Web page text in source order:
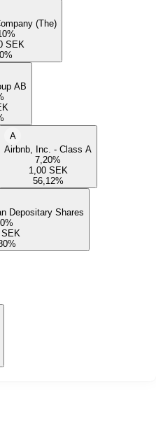
(The)
%
SEK
%
AB
A
Airbnb, Inc. - Class A
7,20%
1,00 SEK
56,12%
Depositary Shares
%
SEK
%